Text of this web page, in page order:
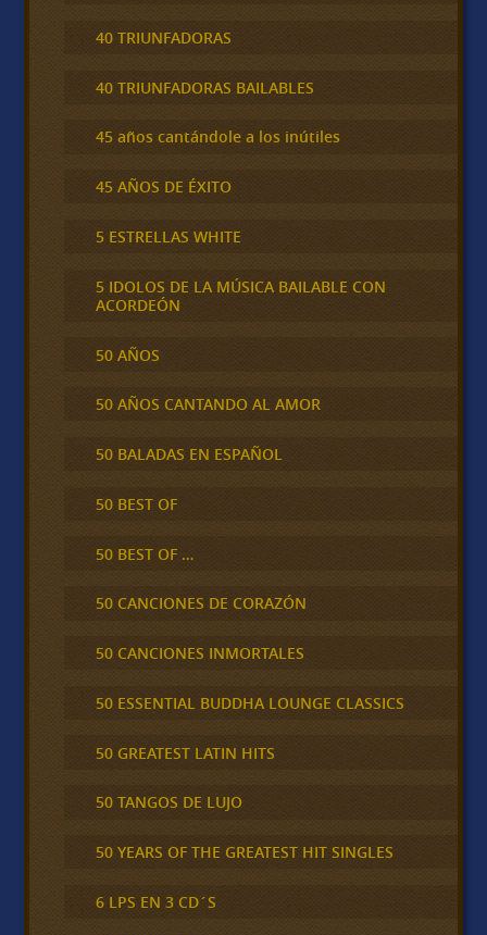
40 TRIUNFADORAS
40 TRIUNFADORAS BAILABLES
45 años cantándole a los inútiles
45 AÑOS DE ÉXITO
5 ESTRELLAS WHITE
5 IDOLOS DE LA MÚSICA BAILABLE CON
ACORDEÓN
50 AÑOS
50 AÑOS CANTANDO AL AMOR
50 BALADAS EN ESPAÑOL
50 BEST OF
50 BEST OF …
50 CANCIONES DE CORAZÓN
50 CANCIONES INMORTALES
50 ESSENTIAL BUDDHA LOUNGE CLASSICS
50 GREATEST LATIN HITS
50 TANGOS DE LUJO
50 YEARS OF THE GREATEST HIT SINGLES
6 LPS EN 3 CD´S